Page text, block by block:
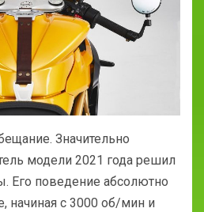
Значительно
модели 2021 года решил
Его поведение абсолютно
начиная с 3000 об/мин и